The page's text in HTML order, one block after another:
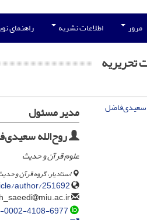
مرور اطلاعات نشریه راهنمای
تحریریه
مدیر مسئول
روح‌الله
علوم قرآن و حدیث
استادیار، گروه قرآن و
author/251692
miu.ac.ir
0002-4108-6977